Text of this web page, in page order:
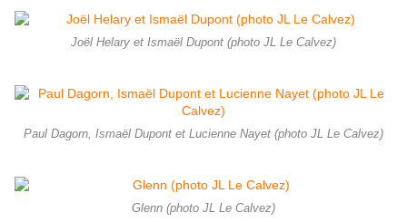
Joël Helary et Ismaël Dupont (photo JL Le Calvez)
Paul Dagorn, Ismaël Dupont et Lucienne Nayet (photo JL Le Calvez)
Glenn (photo JL Le Calvez)